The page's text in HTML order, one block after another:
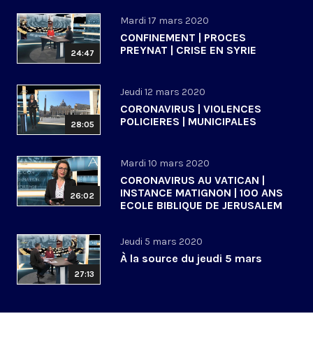
24:47
Mardi 17 mars 2020
CONFINEMENT | PROCES
PREYNAT | CRISE EN SYRIE
28:05
Jeudi 12 mars 2020
CORONAVIRUS | VIOLENCES
POLICIERES | MUNICIPALES
26:02
Mardi 10 mars 2020
CORONAVIRUS AU VATICAN |
INSTANCE MATIGNON | 100 ANS
ECOLE BIBLIQUE DE JERUSALEM
27:13
Jeudi 5 mars 2020
À la source du jeudi 5 mars